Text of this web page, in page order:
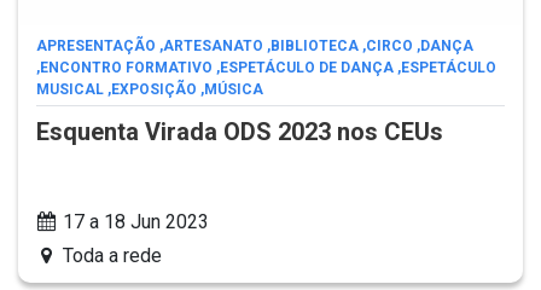
APRESENTAÇÃO ,ARTESANATO ,BIBLIOTECA ,CIRCO ,DANÇA
,ENCONTRO FORMATIVO ,ESPETÁCULO DE DANÇA ,ESPETÁCULO
MUSICAL ,EXPOSIÇÃO ,MÚSICA
Esquenta Virada ODS 2023 nos CEUs
17 a 18 Jun 2023
Toda a rede